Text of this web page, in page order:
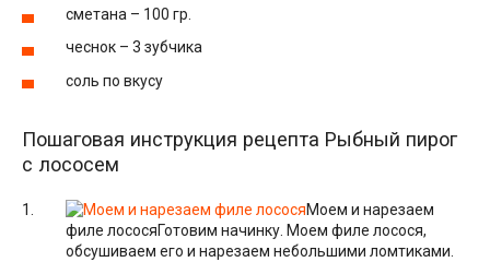
сметана – 100 гр.
чеснок – 3 зубчика
соль по вкусу
Пошаговая инструкция рецепта Рыбный пирог
с лососем
Моем и нарезаем
филе лососяГотовим начинку. Моем филе лосося,
обсушиваем его и нарезаем небольшими ломтиками.